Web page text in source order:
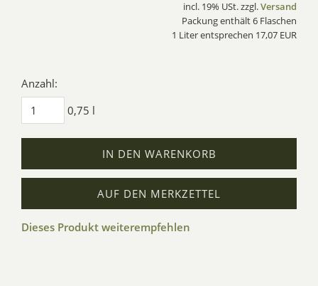
incl. 19% USt. zzgl.Versand
Packung enthält 6 Flaschen
1 Liter entsprechen 17,07 EUR
Anzahl:
0,75 l
IN DEN WARENKORB
AUF DEN MERKZETTEL
Dieses Produkt weiterempfehlen